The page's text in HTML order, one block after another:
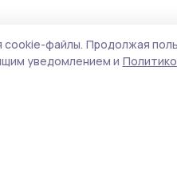
cookie-файлы. Продолжая
уведомлением и